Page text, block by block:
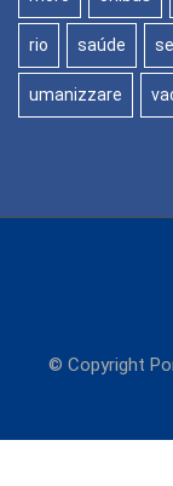
rio saúde
umanizzare
© Copyright